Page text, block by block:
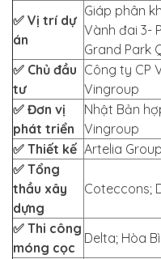
✅ Vị trí dự
án
Giáp phân
Vành đai 3-
Grand Park
✅ Chủ đầu
tư
Công ty CP
Vingroup
✅ Đơn vị
phát triển
Nhật Bản
Vingroup
✅ Thiết kế Artelia Group
✅ Tổng
thầu xây
dựng
Coteccons;
✅ Thi công
móng cọc
Delta; Hòa